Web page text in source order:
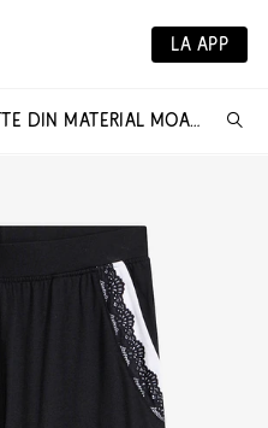
LA APP
PANTALONI LARGI CULOTTE DIN MATERIAL MOALE CU VISCOZĂ